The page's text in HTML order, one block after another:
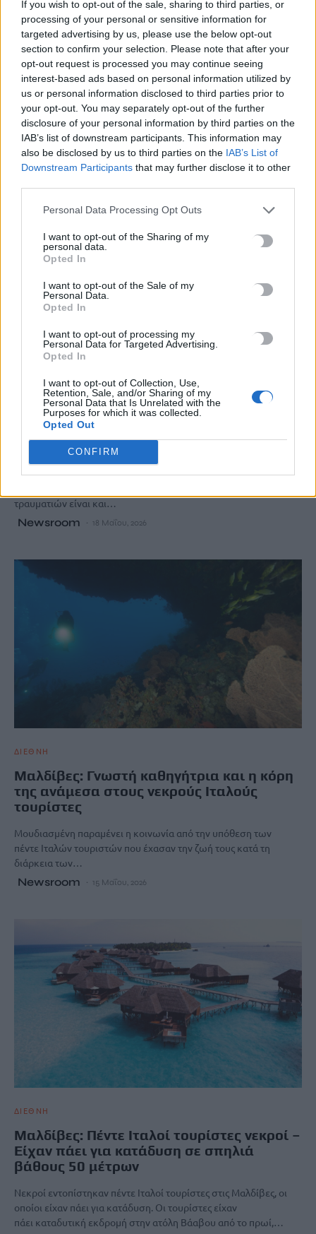
If you wish to opt-out of the sale, sharing to third parties, or
processing of your personal or sensitive information for
targeted advertising by us, please use the below opt-out
section to confirm your selection. Please note that after your
opt-out request is processed you may continue seeing
interest-based ads based on personal information utilized by
us or personal information disclosed to third parties prior to
your opt-out. You may separately opt-out of the further
disclosure of your personal information by third parties on the
IAB’s list of downstream participants. This information may
also be disclosed by us to third parties on the IAB’s List of
Downstream Participants that may further disclose it to other
Personal Data Processing Opt Outs
I want to opt-out of the Sharing of my
personal data.
Opted In
I want to opt-out of the Sale of my
Personal Data.
Opted In
I want to opt-out of processing my
Personal Data for Targeted Advertising.
Opted In
I want to opt-out of Collection, Use,
Retention, Sale, and/or Sharing of my
Personal Data that Is Unrelated with the
Purposes for which it was collected.
Opted Out
CONFIRM
1 Ιουνίου, 2026
ΚΟΙΝΩΝΙΑ
Ταξιτζής χρέωσε τουρίστες 45 ευρώ για να
Πειραιά
Συνελήφθη το απόγευμα της Τρίτης (19/05) ένας οδηγός Ταξί που
χρέωσε υπερδιπλάσια χρήματα σε τουρίστες για να τους…
Newsroom 20 Μαΐου, 2026
ΔΙΕΘΝΗ
Ισπανία: Ελληνίδες τουρίστριες
τραυματίστηκαν από πτώση μπαλκονιού
Tρεις τουρίστες τραυματίστηκαν στη Μινόρκα της Ισπανίας, όταν
τραυματιών είναι και…
Newsroom 18 Μαΐου, 2026
ΔΙΕΘΝΗ
Μαλδίβες: Γνωστή καθηγήτρια και η κόρη
της ανάμεσα στους νεκρούς Ιταλούς
τουρίστες
Μουδιασμένη παραμένει η κοινωνία από την υπόθεση των
πέντε Ιταλών τουριστών που έχασαν την ζωή τους κατά τη
διάρκεια των…
Newsroom 15 Μαΐου, 2026
ΔΙΕΘΝΗ
Μαλδίβες: Πέντε Ιταλοί τουρίστες νεκροί –
Είχαν πάει για κατάδυση σε σπηλιά
βάθους 50 μέτρων
Νεκροί εντοπίστηκαν πέντε Ιταλοί τουρίστες στις Μαλδίβες, οι
οποίοι είχαν πάει για κατάδυση. Οι τουρίστες είχαν
πάει καταδυτική εκδρομή στην ατόλη Βάαβου από το πρωί,…